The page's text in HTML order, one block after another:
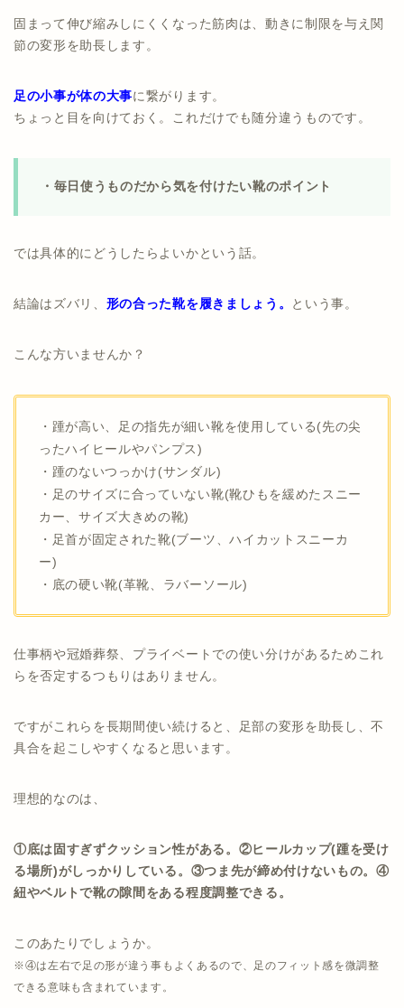
固まって伸び縮みしにくくなった筋肉は、動きに制限を与え関
節の変形を助長します。
足の小事が体の大事に繋がります。
ちょっと目を向けておく。これだけでも随分違うものです。
・毎日使うものだから気を付けたい靴のポイント
では具体的にどうしたらよいかという話。
結論はズバリ、 形の合った靴を履きましょう。 という事。
こんな方いませんか？
・踵が高い、足の指先が細い靴を使用している(先の尖
ったハイヒールやパンプス)
・踵のないつっかけ(サンダル)
・足のサイズに合っていない靴(靴ひもを緩めたスニー
カー、サイズ大きめの靴)
・足首が固定された靴(ブーツ、ハイカットスニーカ
ー)
・底の硬い靴(革靴、ラバーソール)
仕事柄や冠婚葬祭、プライベートでの使い分けがあるためこれ
らを否定するつもりはありません。
ですがこれらを長期間使い続けると、足部の変形を助長し、不
具合を起こしやすくなると思います。
理想的なのは、
①底は固すぎずクッション性がある。②ヒールカップ(踵を受け
る場所)がしっかりしている。③つま先が締め付けないもの。④
紐やベルトで靴の隙間をある程度調整できる。
このあたりでしょうか。
※④は左右で足の形が違う事もよくあるので、足のフィット感を微調整
できる意味も含まれています。